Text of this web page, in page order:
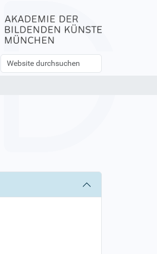
Website
durchsuchen
Erweiterte
Suche…